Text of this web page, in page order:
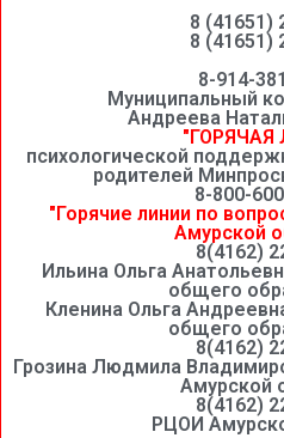
8 (41651)
8 (41651)
8-914-
Муниципальный
Андреева
"ГОРЯЧАЯ
психологической
родителей
8-800-
"Горячие линии по
Амурской
8(4162)
Ильина Ольга
общего
Кленина Ольга
общего
8(4162)
Грозина Людмила
Амурской
8(4162)
РЦОИ